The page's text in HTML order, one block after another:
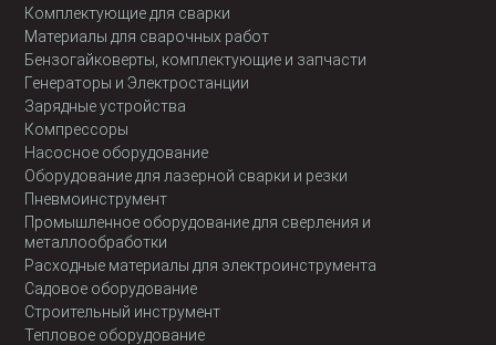
Комплектующие для сварки
Материалы для сварочных работ
Бензогайковерты, комплектующие и запчасти
Генераторы и Электростанции
Зарядные устройства
Компрессоры
Насосное оборудование
Оборудование для лазерной сварки и резки
Пневмоинструмент
Промышленное оборудование для сверления и
металлообработки
Расходные материалы для электроинструмента
Садовое оборудование
Строительный инструмент
Тепловое оборудование